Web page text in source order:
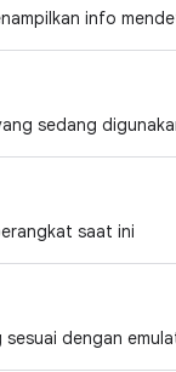
info
sedang
saat ini
sesuai dengan